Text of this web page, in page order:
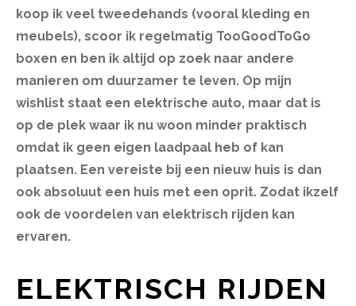
koop ik veel tweedehands (vooral kleding en
meubels), scoor ik regelmatig TooGoodToGo
boxen en ben ik altijd op zoek naar andere
manieren om duurzamer te leven. Op mijn
wishlist staat een elektrische auto, maar dat is
op de plek waar ik nu woon minder praktisch
omdat ik geen eigen laadpaal heb of kan
plaatsen. Een vereiste bij een nieuw huis is dan
ook absoluut een huis met een oprit. Zodat ikzelf
ook de voordelen van elektrisch rijden kan
ervaren.
ELEKTRISCH RIJDEN